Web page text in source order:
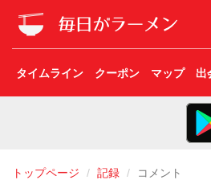
タイムライン クーポン マップ 出
トップページ 記録 コメント